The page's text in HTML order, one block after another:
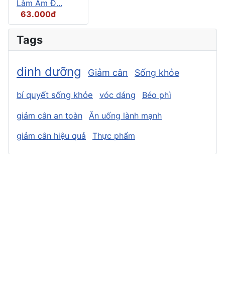
Làm Ấm Đ...
63.000đ
Tags
dinh dưỡng Giảm cân Sống khỏe
bí quyết sống khỏe vóc dáng Béo phì
giảm cân an toàn
Ăn uống lành mạnh
giảm cân hiệu quả
Thực phẩm